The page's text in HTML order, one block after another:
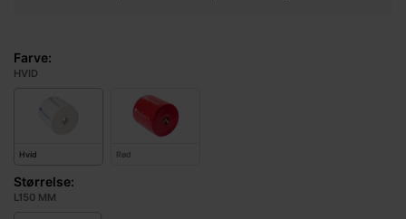
Farve:
HVID
Hvid Rød
Størrelse:
L150 MM